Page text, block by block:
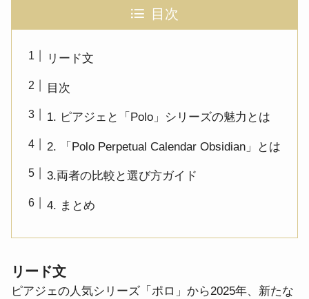
目次
リード文
目次
1. ピアジェと「Polo」シリーズの魅力とは
2. 「Polo Perpetual Calendar Obsidian」とは
3.両者の比較と選び方ガイド
4. まとめ
リード文
ピアジェの人気シリーズ「ポロ」から2025年、新たな